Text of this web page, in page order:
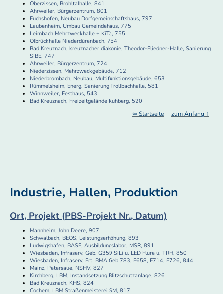
Oberzissen, Brohltalhalle, 841
Ahrweiler, Bürgerzentrum, 801
Fuchshofen, Neubau Dorfgemeinschaftshaus, 797
Laubenheim, Umbau Gemeindehaus, 775
Leimbach Mehrzweckhalle + KiTa, 755
Olbrückhalle Niederdürenbach, 754
Bad Kreuznach, kreuznacher diakonie, Theodor-Fliedner-Halle, Sanierung
SIBE, 747
Ahrweiler, Bürgerzentrum, 724
Niederzissen, Mehrzweckgebäude, 712
Niederbrombach, Neubau, Multifunktionsgebäude, 653
Rümmelsheim, Energ. Sanierung Trollbachhalle, 581
Winnweiler, Festhaus, 543
Bad Kreuznach, Freizeitgelände Kuhberg, 520
⇦ Startseite zum Anfang ↑
Industrie, Hallen, Produktion
Ort, Projekt (PBS-Projekt Nr., Datum)
Mannheim, John Deere, 907
Schwalbach, BEOS, Leistungserhöhung, 893
Ludwigshafen, BASF, Ausbildungslabor, MSR, 891
Wiesbaden, Infraserv, Geb. G359 SiLi u. LED Flure u. TRH, 850
Wiesbaden, Infraserv, Ert. BMA Geb 783, E658, E714, E726, 844
Mainz, Petersaue, NSHV, 827
Kirchberg, LBM, Instandsetzung Blitzschutzanlage, 826
Bad Kreuznach, KHS, 824
Cochem, LBM Straßenmeisterei SM, 817